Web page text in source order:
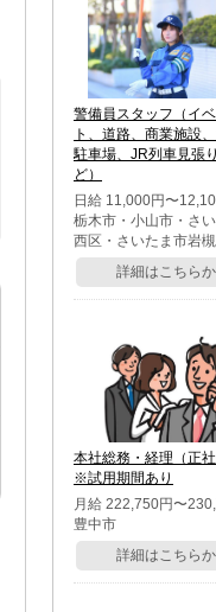
警備員スタッフ（イ
ト、道路、商業施設
駐車場、JR列車見張
ど）
日給 11,000円〜
栃木市・小山市・さ
西区・さいたま市岩
喜市・蓮田市
詳細はこちら
本社総務・経理（正社
※試用期間あり
月給 222,750円〜
豊中市
詳細はこちら